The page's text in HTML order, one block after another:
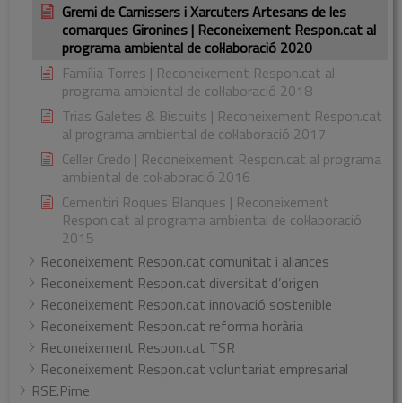
Gremi de Carnissers i Xarcuters Artesans de les
comarques Gironines | Reconeixement Respon.cat al
programa ambiental de col·laboració 2020
Família Torres | Reconeixement Respon.cat al
programa ambiental de col·laboració 2018
Trias Galetes & Biscuits | Reconeixement Respon.cat
al programa ambiental de col·laboració 2017
Celler Credo | Reconeixement Respon.cat al programa
ambiental de col·laboració 2016
Cementiri Roques Blanques | Reconeixement
Respon.cat al programa ambiental de col·laboració
2015
Reconeixement Respon.cat comunitat i aliances
Reconeixement Respon.cat diversitat d’origen
Reconeixement Respon.cat innovació sostenible
Reconeixement Respon.cat reforma horària
Reconeixement Respon.cat TSR
Reconeixement Respon.cat voluntariat empresarial
RSE.Pime